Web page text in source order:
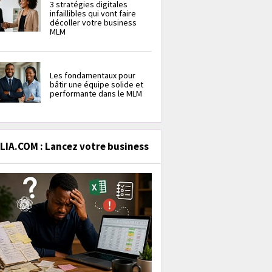
3 stratégies digitales
infaillibles qui vont faire
décoller votre business
MLM
Les fondamentaux pour
bâtir une équipe solide et
performante dans le MLM
: Lancez votre business